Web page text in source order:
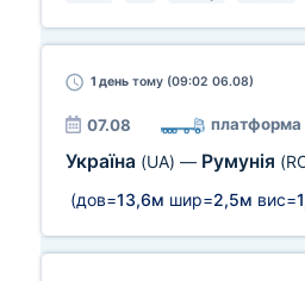
1 день тому (09:02 06.08)
07.08 платформа
Україна (UA) — Румунія
(дов=13,6м шир=2,5м вис=